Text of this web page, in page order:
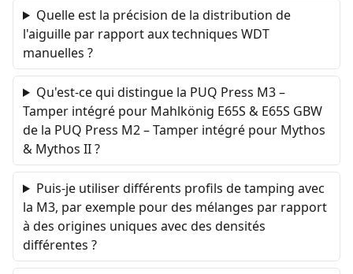
Quelle est la précision de la distribution de
l'aiguille par rapport aux techniques WDT
manuelles ?
Qu'est-ce qui distingue la PUQ Press M3 –
Tamper intégré pour Mahlkönig E65S & E65S GBW
de la PUQ Press M2 – Tamper intégré pour Mythos
& Mythos II ?
Puis-je utiliser différents profils de tamping avec
la M3, par exemple pour des mélanges par rapport
à des origines uniques avec des densités
différentes ?